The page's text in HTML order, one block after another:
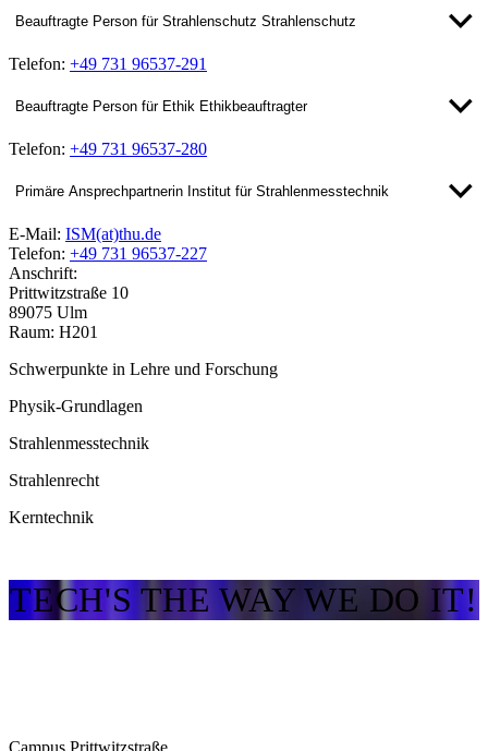
Beauftragte Person für Strahlenschutz Strahlenschutz
Telefon: +49 731 96537-291
Beauftragte Person für Ethik Ethikbeauftragter
Telefon: +49 731 96537-280
Primäre Ansprechpartnerin Institut für Strahlenmesstechnik
E-Mail: ISM(at)thu.de
Telefon: +49 731 96537-227
Anschrift:
Prittwitzstraße 10
89075 Ulm
Raum: H201
Schwerpunkte in Lehre und Forschung
Physik-Grundlagen
Strahlenmesstechnik
Strahlenrecht
Kerntechnik
TECH'S THE WAY WE DO IT!
Campus Prittwitzstraße